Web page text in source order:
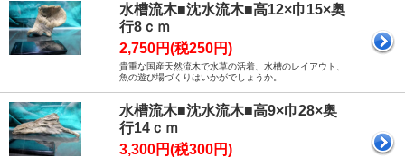
水槽流木■沈水流木■高12×巾15×奥
行8ｃｍ
2,750円(税250円)
貴重な国産天然流木で水草の活着、水槽のレイアウト、
魚の遊び場づくりはいかがでしょうか。
水槽流木■沈水流木■高9×巾28×奥
行14ｃｍ
3,300円(税300円)